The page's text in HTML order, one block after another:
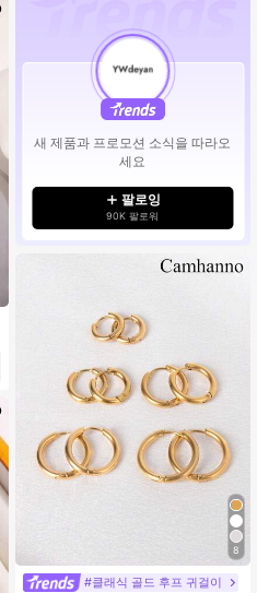
새 제품과 프로모션 소식을 따라오
세요
팔로잉
90K 팔로워
8
#클래식 골드 후프 귀걸이